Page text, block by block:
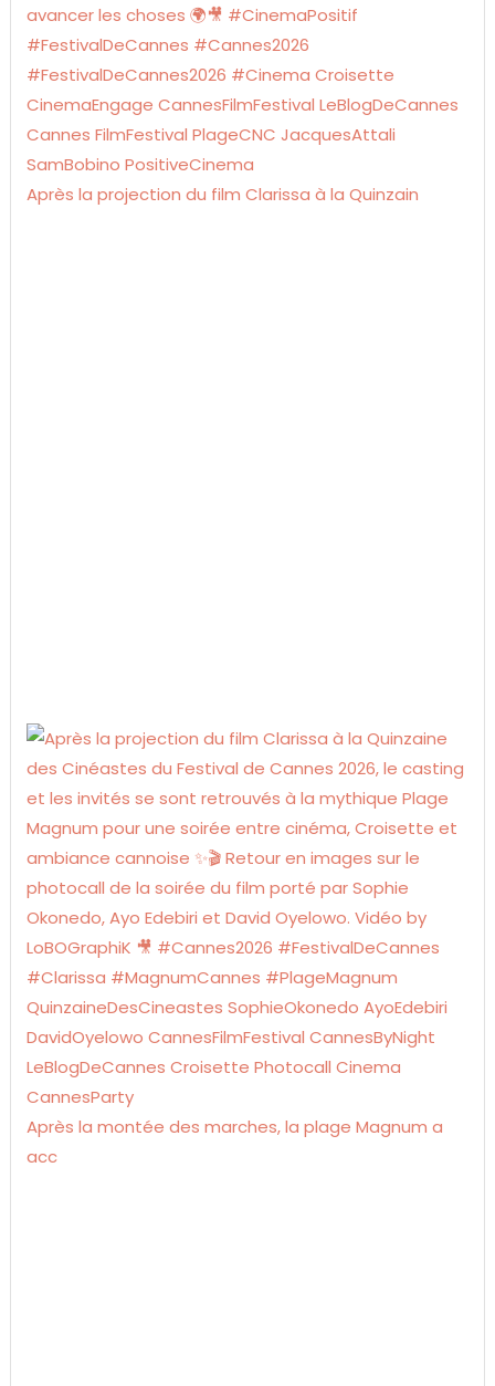
Après la projection du film Clarissa à la Quinzain
Après la montée des marches, la plage Magnum a
acc